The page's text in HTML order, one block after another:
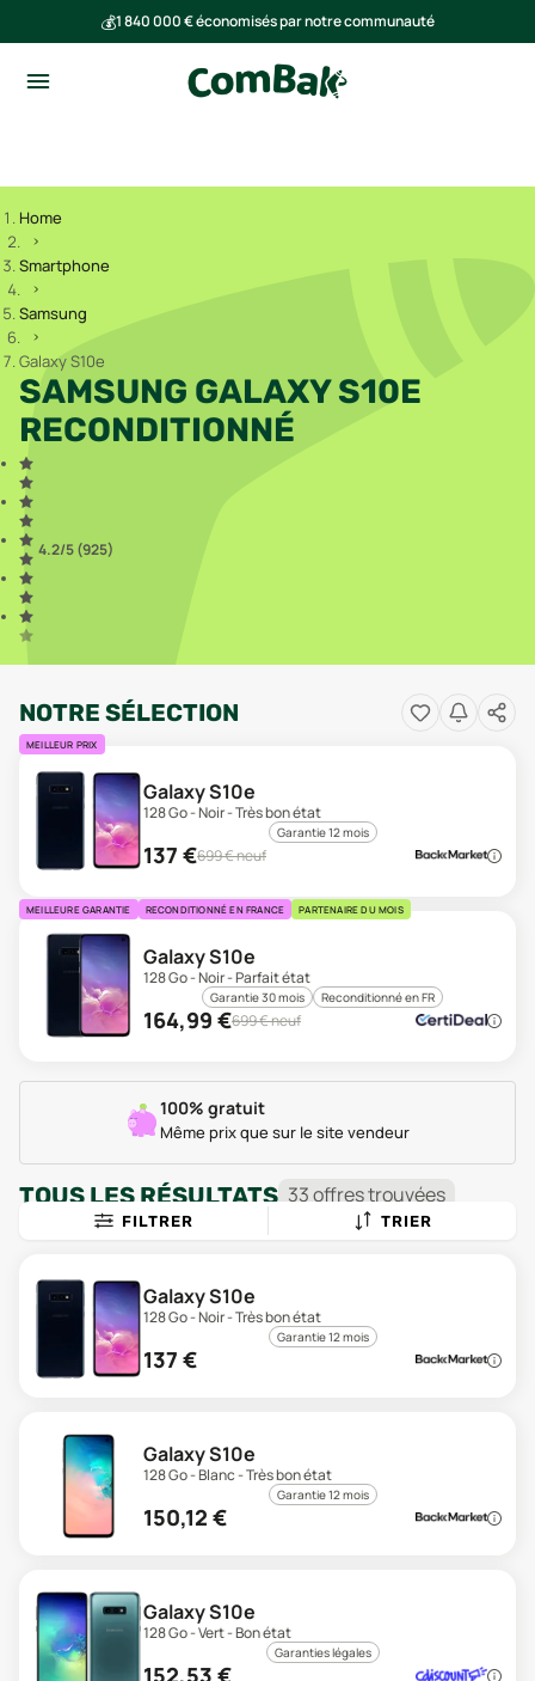
💰1 840 000 € économisés par notre communauté
Home
Smartphone
Samsung
Galaxy S10e
SAMSUNG GALAXY S10E
RECONDITIONNÉ
4.2/5 (925)
NOTRE SÉLECTION
MEILLEUR PRIX
Galaxy S10e
128 Go - Noir - Très bon état
Garantie 12 mois
137 €699€ neuf
MEILLEURE GARANTIE RECONDITIONNÉ EN FRANCE PARTENAIRE DU MOIS
Galaxy S10e
128 Go - Noir - Parfait état
Garantie 30 mois Reconditionné en FR
164,99 €699€ neuf
100% gratuit
Même prix que sur le site vendeur
TOUS LES RÉSULTATS 33offrestrouvées
FILTRER TRIER
Galaxy S10e
128 Go - Noir - Très bon état
Garantie 12 mois
137 €
Galaxy S10e
128 Go - Blanc - Très bon état
Garantie 12 mois
150,12 €
Galaxy S10e
128 Go - Vert - Bon état
Garanties légales
152,53 €